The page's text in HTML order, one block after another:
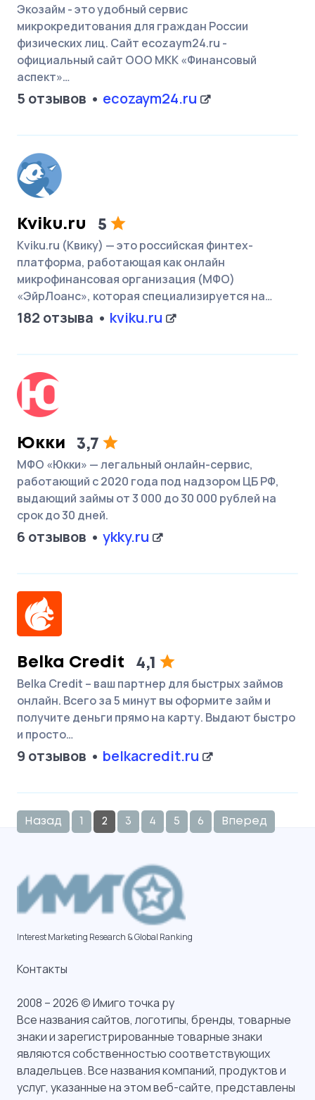
Экозайм - это удобный сервис
микрокредитования для граждан России
физических лиц. Сайт ecozaym24.ru -
официальный сайт ООО МКК «Финансовый
аспект»…
5 отзывов ecozaym24.ru
Kviku.ru 5
Kviku.ru (Квику) — это российская финтех-
платформа, работающая как онлайн
микрофинансовая организация (МФО)
«ЭйрЛоанс», которая специализируется на…
182 отзыва kviku.ru
Юкки 3,7
МФО «Юкки» — легальный онлайн-сервис,
работающий с 2020 года под надзором ЦБ РФ,
выдающий займы от 3 000 до 30 000 рублей на
срок до 30 дней.
6 отзывов ykky.ru
Belka Credit 4,1
Belka Credit – ваш партнер для быстрых займов
онлайн. Всего за 5 минут вы оформите займ и
получите деньги прямо на карту. Выдают быстро
и просто…
9 отзывов belkacredit.ru
Назад 1 2 3 4 5 6 Вперед
Interest Marketing Research & Global Ranking
Контакты
2008 – 2026 © Имиго точка ру
Все названия сайтов, логотипы, бренды, товарные
знаки и зарегистрированные товарные знаки
являются собственностью соответствующих
владельцев. Все названия компаний, продуктов и
услуг, указанные на этом веб-сайте, представлены